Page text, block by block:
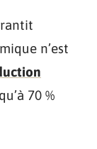
n’est
70 %